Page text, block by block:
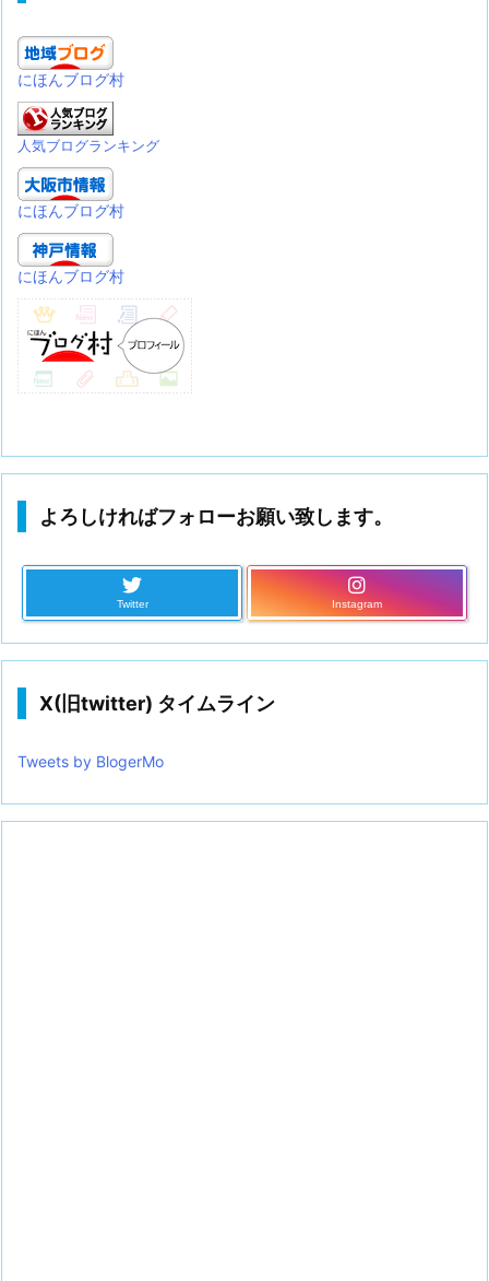
にほんブログ村
人気ブログランキング
にほんブログ村
にほんブログ村
よろしければフォローお願い致します。
Twitter Instagram
X(旧twitter) タイムライン
Tweets by BlogerMo